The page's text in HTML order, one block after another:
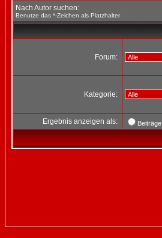
Nach Autor suchen:
Benutze das *-Zeichen als Platzhalter
Forum:
Kategorie:
Ergebnis anzeigen als: Beiträge